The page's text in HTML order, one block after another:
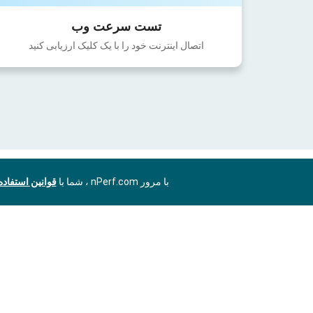
تست سرعت وب
اتصال اینترنت خود را با یک کلیک ارزیابی کنید
با مرور nPerf.com ، شما با قوانین